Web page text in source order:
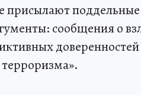
присылают
сообщения о